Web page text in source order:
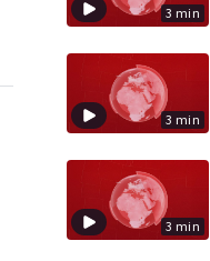
3 min
3 min
3 min